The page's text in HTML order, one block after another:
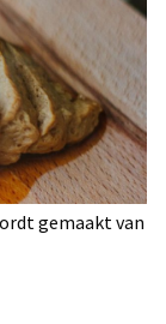
gemaakt van